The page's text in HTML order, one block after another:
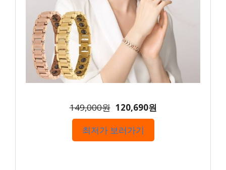
149,000원 120,690원
최저가 보러가기